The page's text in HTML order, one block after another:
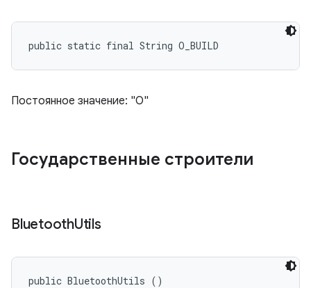
public static final String O_BUILD
Постоянное значение: "O"
Государственные строители
BluetoothUtils
public BluetoothUtils ()